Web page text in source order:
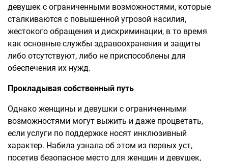
девушек с ограниченными возможностями, которые
сталкиваются с повышенной угрозой насилия,
жестокого обращения и дискриминации, в то время
как основные службы здравоохранения и защиты
либо отсутствуют, либо не приспособлены для
обеспечения их нужд.
Прокладывая собственный путь
Однако женщины и девушки с ограниченными
возможностями могут выжить и даже процветать,
если услуги по поддержке носят инклюзивный
характер. Набила узнала об этом из первых уст,
посетив безопасное место для женщин и девушек,